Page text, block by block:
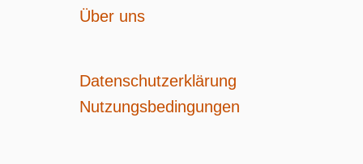
Über uns
Datenschutzerklärung
Nutzungsbedingungen